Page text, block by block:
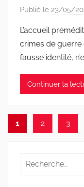
Publié le 23/05/
L’accueil
crimes de guerre
fausse identité,
Continuer la
Pagination
des
publications
1 2 3
Recherche